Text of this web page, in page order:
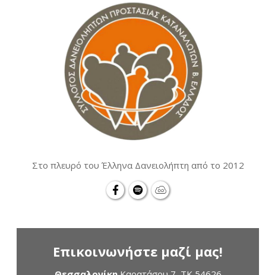
Στο πλευρό του Έλληνα Δανειολήπτη από το 2012
Επικοινωνήστε μαζί μας!